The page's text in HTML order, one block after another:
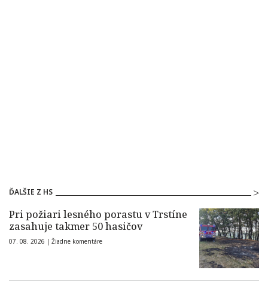
ĎALŠIE Z HS
Pri požiari lesného porastu v Trstíne
zasahuje takmer 50 hasičov
07. 08. 2026 | Žiadne komentáre